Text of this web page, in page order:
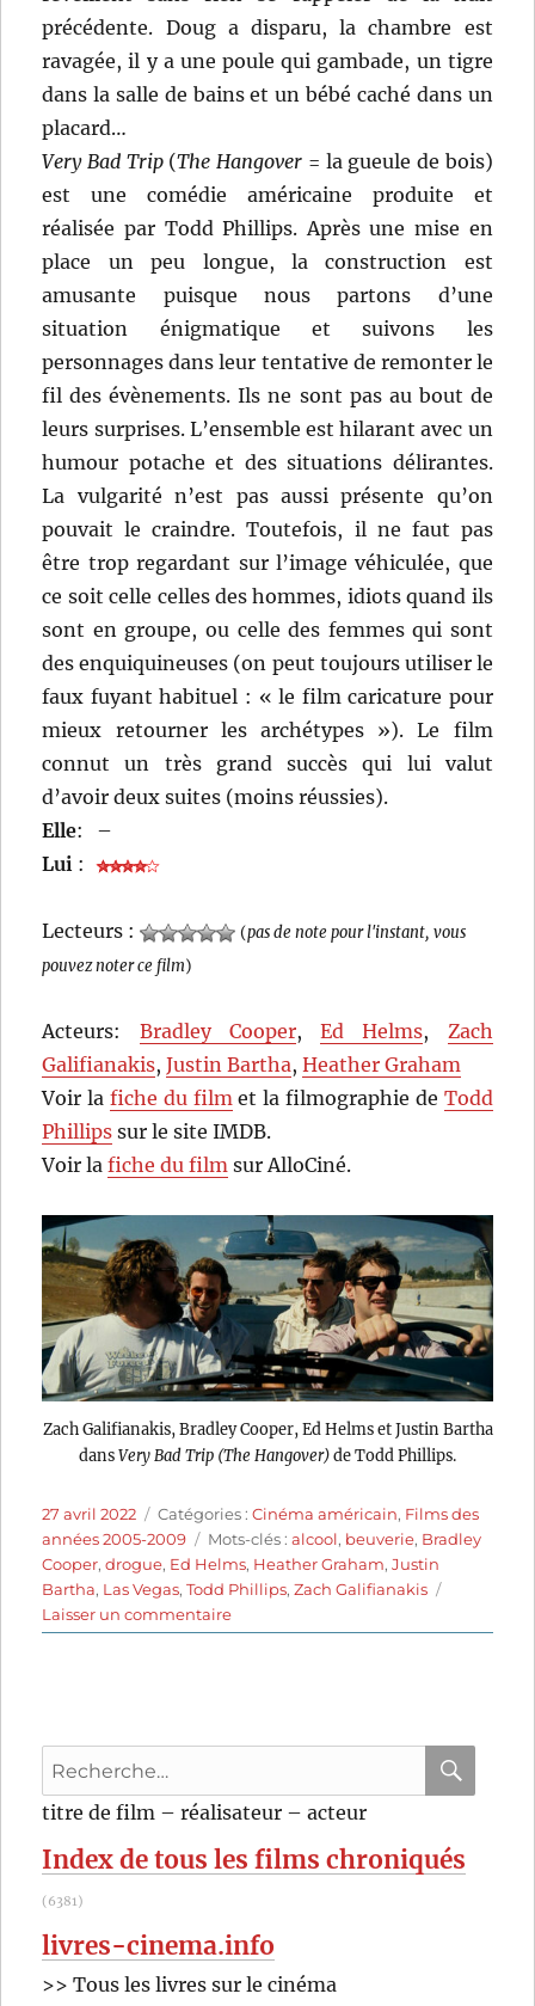
précédente. Doug a disparu, la chambre est
ravagée, il y a une poule qui gambade, un tigre
dans la salle de bains et un bébé caché dans un
placard…
Very Bad Trip(The Hangover = la gueule de bois)
est une comédie américaine produite et
réalisée par Todd Phillips. Après une mise en
place un peu longue, la construction est
amusante puisque nous partons d’une
situation énigmatique et suivons les
personnages dans leur tentative de remonter le
fil des évènements. Ils ne sont pas au bout de
leurs surprises. L’ensemble est hilarant avec un
humour potache et des situations délirantes.
La vulgarité n’est pas aussi présente qu’on
pouvait le craindre. Toutefois, il ne faut pas
être trop regardant sur l’image véhiculée, que
ce soit celle celles des hommes, idiots quand ils
sont en groupe, ou celle des femmes qui sont
des enquiquineuses (on peut toujours utiliser le
faux fuyant habituel : « le film caricature pour
mieux retourner les archétypes »). Le film
connut un très grand succès qui lui valut
d’avoir deux suites (moins réussies).
Elle:
–
Lui :
Lecteurs : (pas de note pour l'instant, vous
pouvez noter ce film)
Acteurs: Bradley Cooper,Ed Helms, Zach
Galifianakis,Justin Bartha,Heather Graham
Voir la fiche du filmet la filmographie de Todd
Phillips sur le site IMDB.
Voir lafiche du film sur AlloCiné.
Zach Galifianakis, Bradley Cooper, Ed Helms et Justin Bartha
dansVery Bad Trip (The Hangover)de Todd Phillips.
Publié
le
27 avril 2022 Catégories
Catégories :Cinéma américain, Films des
années 2005-2009
Étiquettes
Mots-clés :alcool, beuverie, Bradley
Cooper,drogue, Ed Helms, Heather Graham,Justin
Bartha, Las Vegas,Todd Phillips,Zach Galifianakis
Laisser un commentairesur
Very
Recherche
pour
titre de film – réalisateur – acteur
Index de tous les films chroniqués
(6381)
livres-cinema.info
>> Tous les livres sur le cinéma